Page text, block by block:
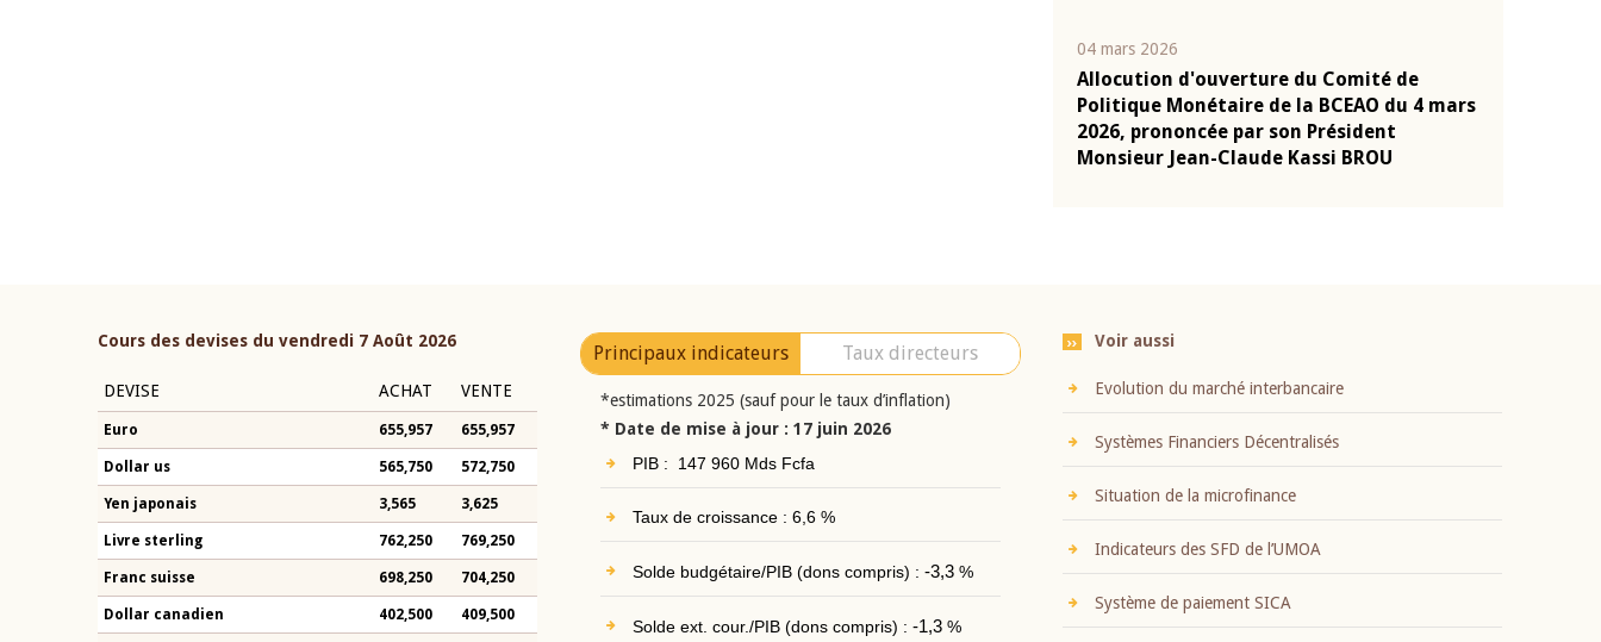
04 mars 2026
Allocution d'ouverture du Comité de
Politique Monétaire de la BCEAO du 4 mars
2026, prononcée par son Président
Monsieur Jean-Claude Kassi BROU
Cours des devises du vendredi 7 Août 2026
DEVISE ACHAT VENTE
Euro 655,957 655,957
Dollar us 565,750 572,750
Yen japonais 3,565 3,625
Livre sterling 762,250 769,250
Franc suisse 698,250 704,250
Dollar canadien 402,500 409,500
Principaux indicateurs Taux directeurs
*estimations 2025 (sauf pour le taux d’inflation)
* Date de mise à jour : 17 juin 2026
PIB : 147 960 Mds Fcfa
Taux de croissance : 6,6 %
Solde budgétaire/PIB (dons compris) : -3,3%
Solde ext. cour./PIB (dons compris) : -1,3%
Voir aussi
Evolution du marché interbancaire
Systèmes Financiers Décentralisés
Situation de la microfinance
Indicateurs des SFD de l’UMOA
Système de paiement SICA